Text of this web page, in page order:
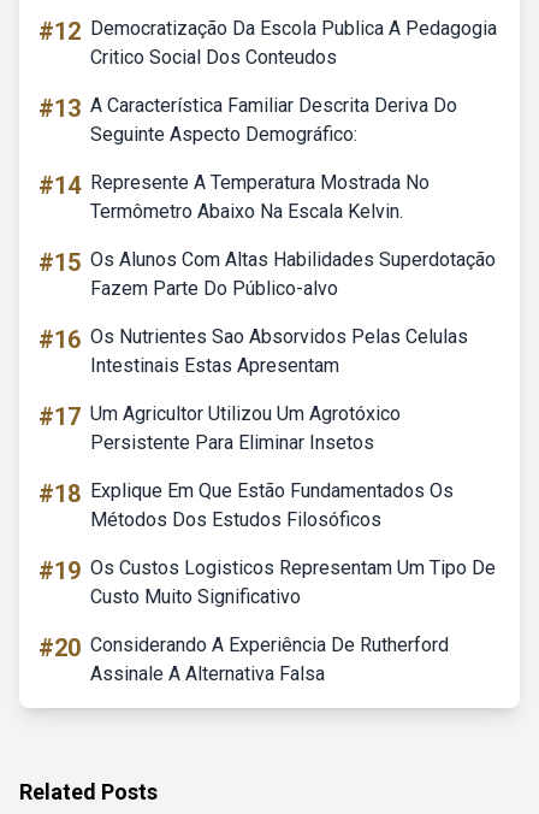
#12 Democratização Da Escola Publica A Pedagogia
Critico Social Dos Conteudos
#13 A Característica Familiar Descrita Deriva Do
Seguinte Aspecto Demográfico:
#14 Represente A Temperatura Mostrada No
Termômetro Abaixo Na Escala Kelvin.
#15 Os Alunos Com Altas Habilidades Superdotação
Fazem Parte Do Público-alvo
#16 Os Nutrientes Sao Absorvidos Pelas Celulas
Intestinais Estas Apresentam
#17 Um Agricultor Utilizou Um Agrotóxico
Persistente Para Eliminar Insetos
#18 Explique Em Que Estão Fundamentados Os
Métodos Dos Estudos Filosóficos
#19 Os Custos Logisticos Representam Um Tipo De
Custo Muito Significativo
#20 Considerando A Experiência De Rutherford
Assinale A Alternativa Falsa
Related Posts